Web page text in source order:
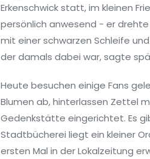
Erkenschwick statt, im kleinen
persönlich anwesend - er drehte
mit einer schwarzen Schleife
der damals dabei war, sagte
Heute besuchen einige Fans
Blumen ab, hinterlassen Zettel
Gedenkstätte eingerichtet. Es
Stadtbücherei liegt ein kleiner
ersten Mal in der Lokalzeitung